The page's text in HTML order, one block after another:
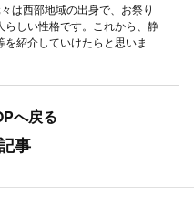
は西部地域の出身で、お祭り
しい性格です。これから、静
紹介していけたらと思いま
へ戻る
事